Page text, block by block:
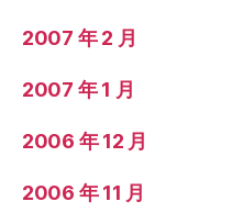
2007 年 2 月
2007 年 1 月
2006 年 12 月
2006 年 11 月